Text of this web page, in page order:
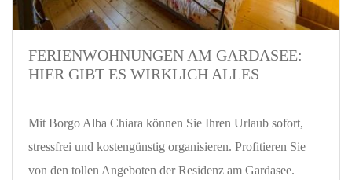
FERIENWOHNUNGEN AM GARDASEE:
HIER GIBT ES WIRKLICH ALLES
Mit Borgo Alba Chiara können Sie Ihren Urlaub sofort,
stressfrei und kostengünstig organisieren. Profitieren Sie
von den tollen Angeboten der Residenz am Gardasee.